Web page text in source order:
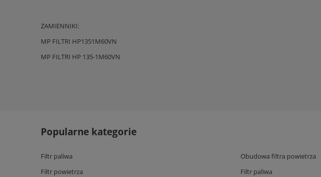
ZAMIENNIKI:
MP FILTRI HP1351M60VN
MP FILTRI HP 135-1M60VN
Popularne kategorie
Filtr paliwa
Filtr powietrza
Obudowa filtra powietrza
Filtr paliwa